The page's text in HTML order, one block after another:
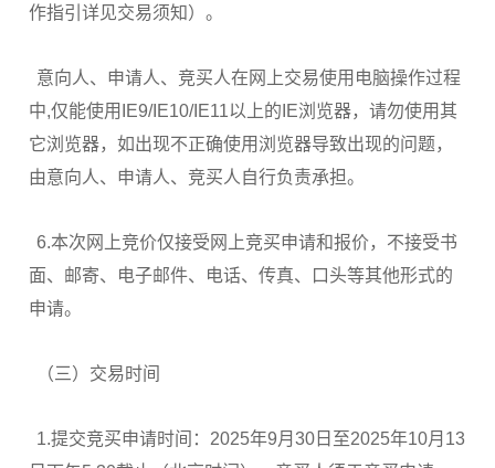
作指引详见交易须知）。
意向人、申请人、竞买人在网上交易使用电脑操作过程
中,仅能使用IE9/IE10/IE11以上的IE浏览器，请勿使用其
它浏览器，如出现不正确使用浏览器导致出现的问题，
由意向人、申请人、竞买人自行负责承担。
6.本次网上竞价仅接受网上竞买申请和报价，不接受书
面、邮寄、电子邮件、电话、传真、口头等其他形式的
申请。
（三）交易时间
1.提交竞买申请时间：2025年9月30日至2025年10月13